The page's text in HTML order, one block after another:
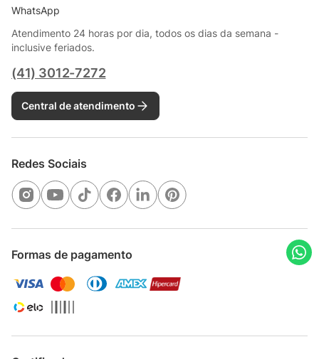
WhatsApp
Atendimento 24 horas por dia, todos os dias da semana -
inclusive feriados.
(41) 3012-7272
Central de atendimento
Redes Sociais
Formas de pagamento